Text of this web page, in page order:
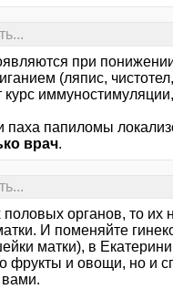
при
(ляпис,
паха папиломы
врач.
органов, то их
И поменяйте
матки), в
фрукты и овощи, но и
вами.